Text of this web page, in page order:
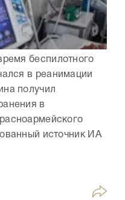
беспилотного
в реанимации
получил
в
источник ИА